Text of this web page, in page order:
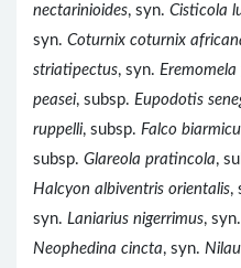
nectarinioides, syn. Cisticola
syn. Coturnix coturnix
striatipectus, syn.
peasei, subsp. Eupodotis
ruppelli, subsp. Falco
subsp. Glareola pratincola,
Halcyon albiventris orientalis,
syn. Laniarius nigerrimus, syn.
Neophedina cincta, syn.